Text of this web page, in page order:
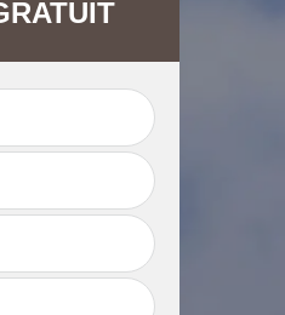
Ramonage de
cheminée 13